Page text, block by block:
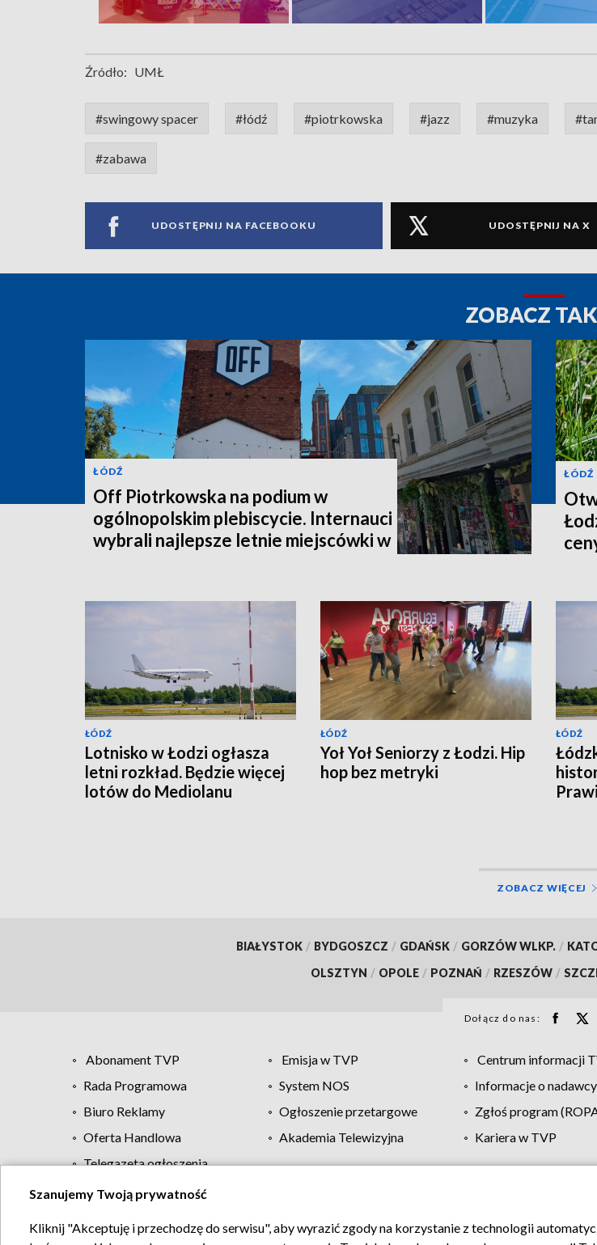
Źródło: UMŁ
#swingowy spacer #łódź #piotrkowska #jazz #muzyka
#zabawa
UDOSTĘPNIJ NA FACEBOOKU UDOSTĘPNIJ NA X
ZOBACZ
ŁÓDŹ
Off Piotrkowska na podium w
ogólnopolskim plebiscycie. Internauci
wybrali najlepsze letnie miejscówki w
ŁÓDŹ
ŁÓDŹ
Lotnisko w Łodzi ogłasza
letni rozkład. Będzie więcej
lotów do Mediolanu
ŁÓDŹ
Yoł Yoł Seniorzy z Łodzi. Hip
hop bez metryki
ŁÓDŹ
ZOBACZ WIĘCEJ
BIAŁYSTOK / BYDGOSZCZ / GDAŃSK / GORZÓW WLKP. /
OLSZTYN / OPOLE / POZNAŃ / RZESZÓW /
Dołącz do nas:
Abonament TVP Emisja w TVP Centrum informacji
Rada Programowa
System NOS Informacje o nadawcy
Biuro Reklamy
Ogłoszenie przetargowe Zgłoś program
Oferta Handlowa
Akademia Telewizyjna Kariera w TVP
Telegazeta ogłoszenia
Regulamin TVP Polityka prywatności Moje zgody
Szanujemy Twoją prywatność
Kliknij "Akceptuję i przechodzę do serwisu", aby wyrazić zgody na korzystanie z technologii